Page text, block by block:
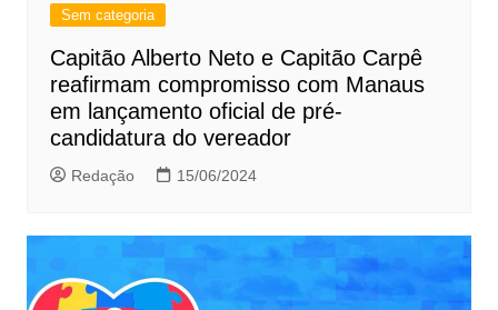
Sem categoria
Capitão Alberto Neto e Capitão Carpê
reafirmam compromisso com Manaus
em lançamento oficial de pré-
candidatura do vereador
Redação 15/06/2024